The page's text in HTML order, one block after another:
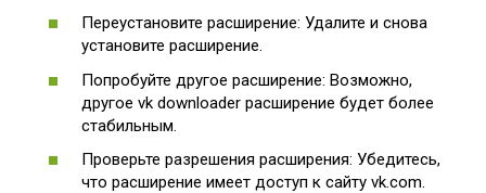
Переустановите расширение: Удалите и снова
установите расширение.
Попробуйте другое расширение: Возможно,
другое vk downloader расширение будет более
стабильным.
Проверьте разрешения расширения: Убедитесь,
что расширение имеет доступ к сайту vk.com.